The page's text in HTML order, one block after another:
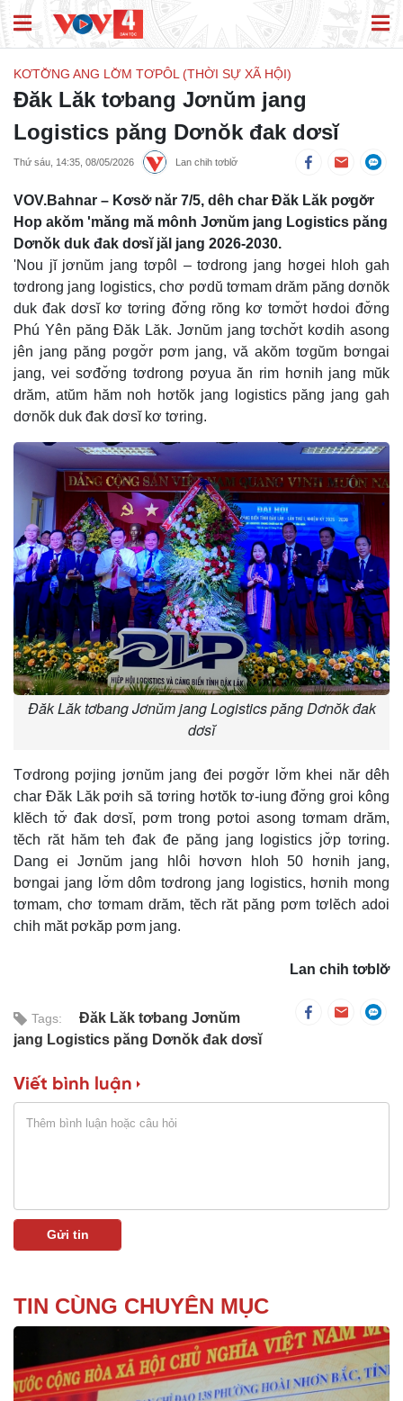
KƠTƠ̆NG ANG LƠ̆M TƠPÔL (THỜI SỰ XÃ HỘI)
Đăk Lăk tơbang Jơnŭm jang
Logistics păng Dơnŏk đak dơsĭ
Thứ sáu, 14:35, 08/05/2026 Lan chih tơblơ̆
VOV.Bahnar – Kơsơ̆ năr 7/5, dêh char Đăk Lăk pơgơ̆r
Hop akŏm 'măng mă mônh Jơnŭm jang Logistics păng
Dơnŏk duk đak dơsĭ jăl jang 2026-2030.
'Nou jĭ jơnŭm jang tơpôl – tơdrong jang hơgei hloh gah
tơdrong jang logistics, chơ pơdŭ tơmam drăm păng dơnŏk
duk đak dơsĭ kơ tơring đơ̆ng rŏng kơ tơmơ̆t hơdoi đơ̆ng
Phú Yên păng Đăk Lăk. Jơnŭm jang tơchơ̆t kơdih asong
jên jang păng pơgơ̆r pơm jang, vă akŏm tơgŭm bơngai
jang, vei sơđơ̆ng tơdrong pơyua ăn rim hơnih jang mŭk
drăm, atŭm hăm noh hơtŏk jang logistics păng jang gah
dơnŏk duk đak dơsĭ kơ tơring.
Đăk Lăk tơbang Jơnŭm jang Logistics păng Dơnŏk đak
dơsĭ
Tơdrong pơjing jơnŭm jang đei pơgơ̆r lơ̆m khei năr dêh
char Đăk Lăk pơih să tơring hơtŏk tơ-iung đơ̆ng groi kông
klĕch tơ̆ đak dơsĭ, pơm trong pơtoi asong tơmam drăm,
tĕch răt hăm teh đak đe păng jang logistics jơ̆p tơring.
Dang ei Jơnŭm jang hlôi hơvơn hloh 50 hơnih jang,
bơngai jang lơ̆m dôm tơdrong jang logistics, hơnih mong
tơmam, chơ tơmam drăm, tĕch răt păng pơm tơlĕch adoi
chih măt pơkăp pơm jang.
Lan chih tơblơ̆
Tags:
Đăk Lăk tơbang Jơnŭm
jang Logistics păng Dơnŏk đak dơsĭ
Viết bình luận
TIN CÙNG CHUYÊN MỤC